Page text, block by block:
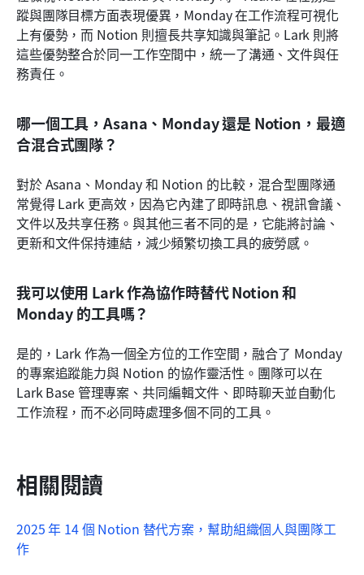
蹤與團隊目標方面表現優異，Monday 在工作流程可視化
上有優勢，而 Notion 則擅長共享知識與筆記。Lark 則將
這些優勢整合於同一工作空間中，統一了溝通、文件與任
務責任。
哪一個工具，Asana、Monday 還是 Notion，最適
合混合式團隊？
對於 Asana、Monday 和 Notion 的比較，混合型團隊通
常覺得 Lark 更高效，因為它內建了即時訊息、視訊會議、
文件以及共享任務。與其他三者不同的是，它能將討論、
更新和文件保持連結，減少頻繁切換工具的疲勞感。
我可以使用 Lark 作為協作時替代 Notion 和
Monday 的工具嗎？
是的，Lark 作為一個全方位的工作空間，融合了 Monday
的專案追蹤能力與 Notion 的協作靈活性。團隊可以在
Lark Base 管理專案、共同編輯文件、即時聊天並自動化
工作流程，而不必同時處理多個不同的工具。
相關閱讀
2025 年 14 個 Notion 替代方案，幫助組織個人與團隊工
作